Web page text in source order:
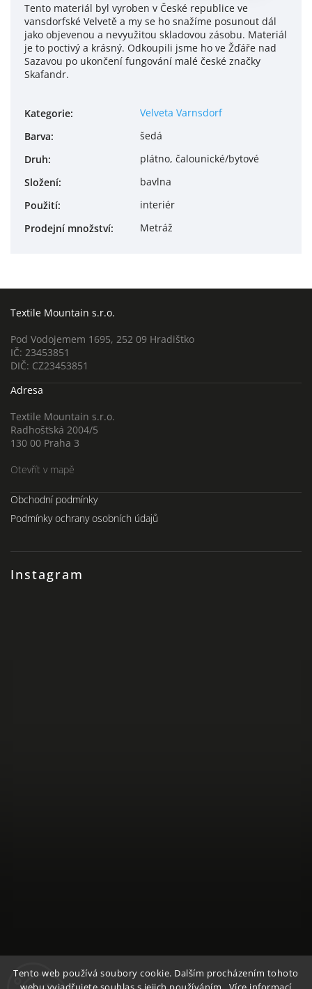
Tento web používá soubory cookie. Dalším procházením tohoto
Tento materiál byl vyroben v České republice ve
vansdorfské Velvetě a my se ho snažíme posunout dál
jako objevenou a nevyužitou skladovou zásobu. Materiál
je to poctivý a krásný. Odkoupili jsme ho ve Žďáře nad
Sazavou po ukončení fungování malé české značky
Skafandr.
Kategorie:
Velveta Varnsdorf
Barva:
šedá
Druh:
plátno, čalounické/bytové
Složení:
bavlna
Použití:
interiér
Prodejní množství: Metráž
Textile Mountain s.r.o.
Pod Vodojemem 1695, 252 09 Hradištko
IČ: 23453851
DIČ: CZ23453851
Adresa
Textile Mountain s.r.o.
Radhošťská 2004/5
130 00 Praha 3
Otevřít v mapě
Instagram
Sledovat na Instagramu
Obchodní podmínky
Podmínky ochrany osobních údajů